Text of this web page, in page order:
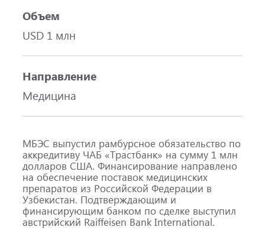
Объем
USD 1 млн
Направление
Медицина
МБЭС выпустил рамбурсное обязательство по
аккредитиву ЧАБ «Трастбанк» на сумму 1 млн
долларов США. Финансирование направлено
на обеспечение поставок медицинских
препаратов из Российской Федерации в
Узбекистан. Подтверждающим и
финансирующим банком по сделке выступил
австрийский Raiffeisen Bank International.